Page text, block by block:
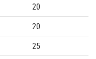
20
20
25